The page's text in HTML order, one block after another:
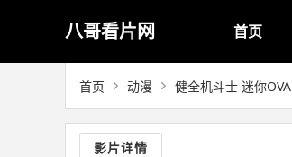
八哥看片网 首页
首页 动漫 健全机斗士 迷你OVA
影片详情